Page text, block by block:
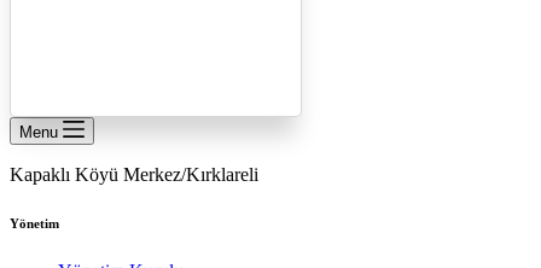
Menu
Kapaklı Köyü Merkez/Kırklareli
Yönetim